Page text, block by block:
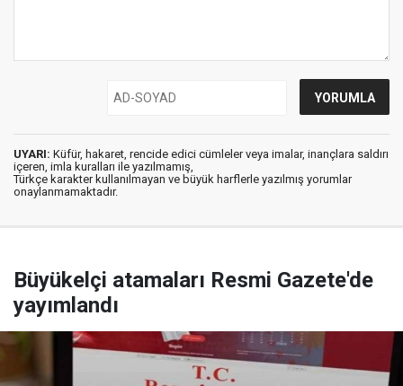
UYARI: Küfür, hakaret, rencide edici cümleler veya imalar, inançlara saldırı
içeren, imla kuralları ile yazılmamış,
Türkçe karakter kullanılmayan ve büyük harflerle yazılmış yorumlar
onaylanmamaktadır.
Büyükelçi atamaları Resmi Gazete'de
yayımlandı